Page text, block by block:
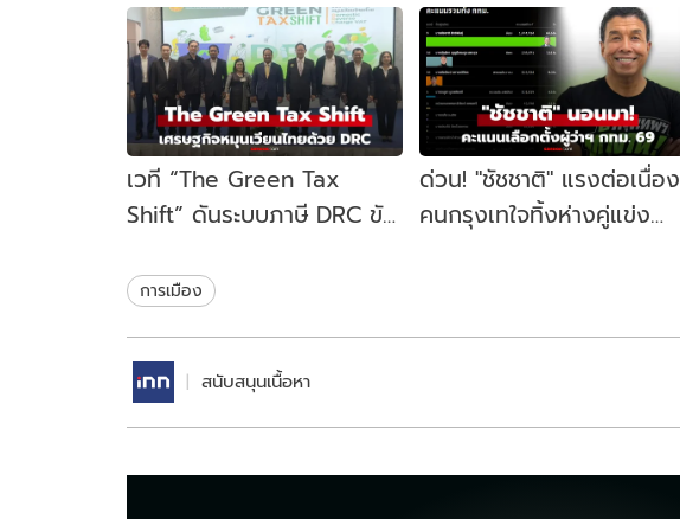
เวที “The Green Tax
Shift” ดันระบบภาษี DRC ขับ
ไทย
ด่วน! "ชัชชาติ" แรงต่อเนื่อง
คนกรุงเทใจทิ้งห่างคู่แข่ง
การเมือง
สนับสนุนเนื้อหา